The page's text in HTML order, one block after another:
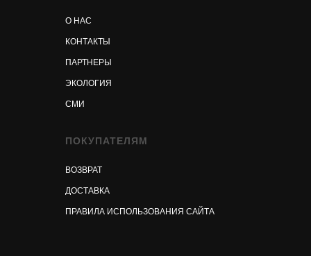
О НАС
ПОКУПАТЕЛЯМ
ВОЗВРАТ
КОНТАКТЫ
СМИ
ПАРТНЕРЫ
ЭКОЛОГИЯ
ПРАВИЛА ИСПОЛЬЗОВАНИЯ САЙТА
ДОСТАВКА